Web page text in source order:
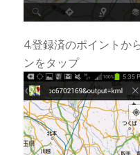
4.登録済のポイントか
ンをタップ